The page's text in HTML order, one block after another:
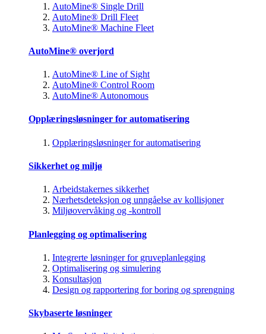
AutoMine® Single Drill
AutoMine® Drill Fleet
AutoMine® Machine Fleet
AutoMine® overjord
AutoMine® Line of Sight
AutoMine® Control Room
AutoMine® Autonomous
Opplæringsløsninger for automatisering
Opplæringsløsninger for automatisering
Sikkerhet og miljø
Arbeidstakernes sikkerhet
Nærhetsdeteksjon og unngåelse av kollisjoner
Miljøovervåking og -kontroll
Planlegging og optimalisering
Integrerte løsninger for gruveplanlegging
Optimalisering og simulering
Konsultasjon
Design og rapportering for boring og sprengning
Skybaserte løsninger